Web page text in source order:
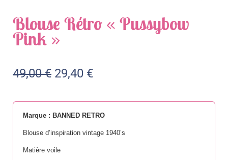
Blouse Rétro « Pussybow
Pink »
49,00€ 29,40 €
Marque : BANNED RETRO
Blouse d’inspiration vintage 1940’s
Matière voile